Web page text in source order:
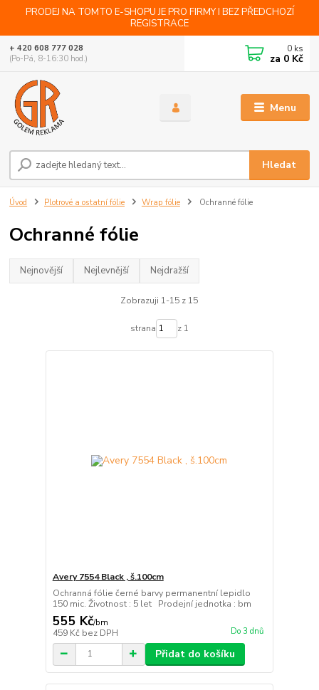
PRODEJ NA TOMTO E-SHOPU JE PRO FIRMY I BEZ PŘEDCHOZÍ
REGISTRACE
Menu
Hledat
+ 420 608 777 028
(Po-Pá, 8-16:30 hod.)
0 ks
za 0 Kč
Úvod Plotrové a ostatní fólie Wrap fólie Ochranné fólie
Ochranné fólie
Nejnovější Nejlevnější Nejdražší
Zobrazuji 1-15 z 15
strana z 1
Avery 7554 Black , š.100cm
Ochranná fólie černé barvy permanentní lepidlo
150 mic. Životnost : 5 let Prodejní jednotka : bm
555 Kč/bm
459 Kč bez DPH Do 3 dnů
Přidat do košíku